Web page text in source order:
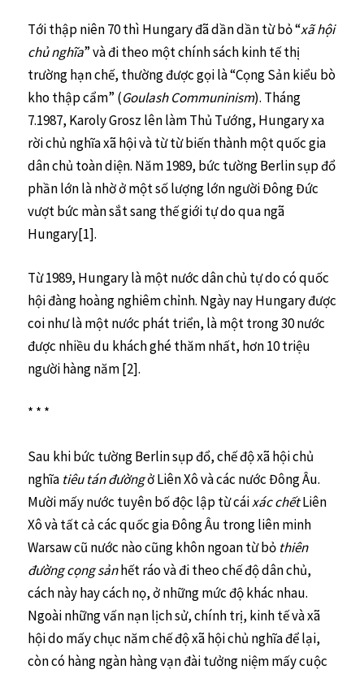
Tới thập niên 70 thì Hungary đã dần dần từ bỏ “xã hội
chủ nghĩa” và đi theo một chính sách kinh tế thị
trường hạn chế, thường được gọi là “Cọng Sản kiểu bò
kho thập cẩm” (Goulash Communinism). Tháng
7.1987, Karoly Grosz lên làm Thủ Tướng, Hungary xa
rời chủ nghĩa xã hội và từ từ biến thành một quốc gia
dân chủ toàn diện. Năm 1989, bức tường Berlin sụp đổ
phần lớn là nhờ ở một số lượng lớn người Đông Đức
vượt bức màn sắt sang thế giới tự do qua ngã
Hungary[1].
Từ 1989, Hungary là một nước dân chủ tự do có quốc
hội đàng hoàng nghiêm chỉnh. Ngày nay Hungary được
coi như là một nước phát triển, là một trong 30 nước
được nhiều du khách ghé thăm nhất, hơn 10 triệu
người hàng năm [2].
* * *
Sau khi bức tường Berlin sụp đổ, chế độ xã hội chủ
nghĩa tiêu tán đườngở Liên Xô và các nước Đông Âu.
Mười mấy nước tuyên bố độc lập từ cáixác chếtLiên
Xô và tất cả các quốc gia Đông Âu trong liên minh
Warsaw cũ nước nào cũng khôn ngoan từ bỏ thiên
đường cọng sảnhết ráo và đi theo chế độ dân chủ,
cách này hay cách nọ, ở những mức độ khác nhau.
Ngoài những vấn nạn lịch sử, chính trị, kinh tế và xã
hội do mấy chục năm chế độ xã hội chủ nghĩa để lại,
còn có hàng ngàn hàng vạn đài tưởng niệm mấy cuộc